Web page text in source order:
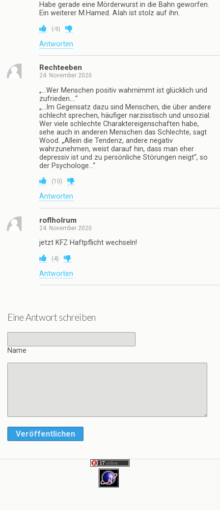
Habe gerade eine Mörderwurst in die Bahn geworfen.
Ein weiterer M.Hamed. AIah ist stolz auf ihn.
(-9)
Antworten
Rechteeben
24. November 2020
„…Wer Menschen positiv wahrnimmt ist glücklich und
zufrieden….“
„…Im Gegensatz dazu sind Menschen, die über andere
schlecht sprechen, häufiger narzisstisch und unsozial.
Wer viele schlechte Charaktereigenschaften habe,
sehe auch in anderen Menschen das Schlechte, sagt
Wood. „Allein die Tendenz, andere negativ
wahrzunehmen, weist darauf hin, dass man eher
depressiv ist und zu persönliche Störungen neigt“, so
der Psychologe…“
(10)
Antworten
roflholrum
24. November 2020
jetzt KFZ Haftpflicht wechseln!
(4)
Antworten
Eine Antwort schreiben
Name
Veröffentlichen